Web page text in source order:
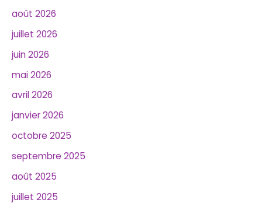
août 2026
juillet 2026
juin 2026
mai 2026
avril 2026
janvier 2026
octobre 2025
septembre 2025
août 2025
juillet 2025